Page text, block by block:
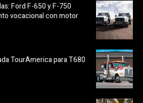
Ford F-650 y F-750
vocacional con motor
TourAmerica para T680